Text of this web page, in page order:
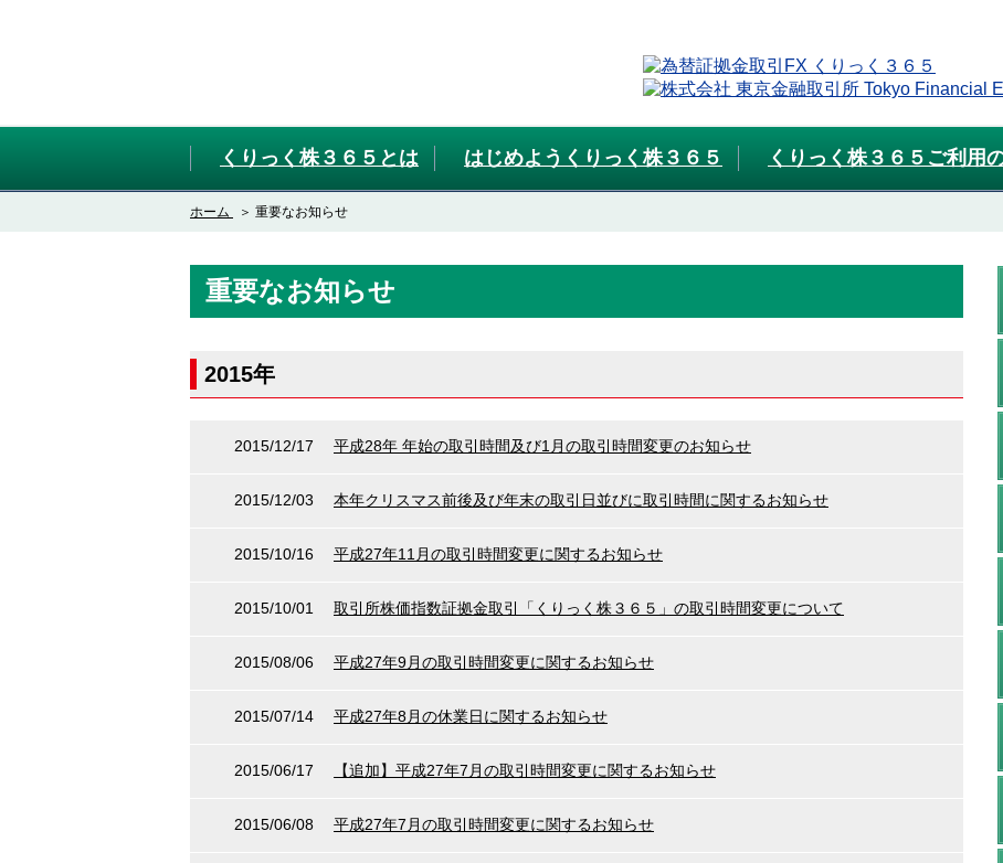
くりっく株３６５とは はじめようくりっく株３６５ くりっく株３６５ご利用
ホーム 重要なお知らせ
重要なお知らせ
2015年
2015/12/17 平成28年 年始の取引時間及び1月の取引時間変更のお知らせ
2015/12/03 本年クリスマス前後及び年末の取引日並びに取引時間に関するお知らせ
2015/10/16 平成27年11月の取引時間変更に関するお知らせ
2015/10/01 取引所株価指数証拠金取引「くりっく株３６５」の取引時間変更について
2015/08/06 平成27年9月の取引時間変更に関するお知らせ
2015/07/14 平成27年8月の休業日に関するお知らせ
2015/06/17 【追加】平成27年7月の取引時間変更に関するお知らせ
2015/06/08 平成27年7月の取引時間変更に関するお知らせ